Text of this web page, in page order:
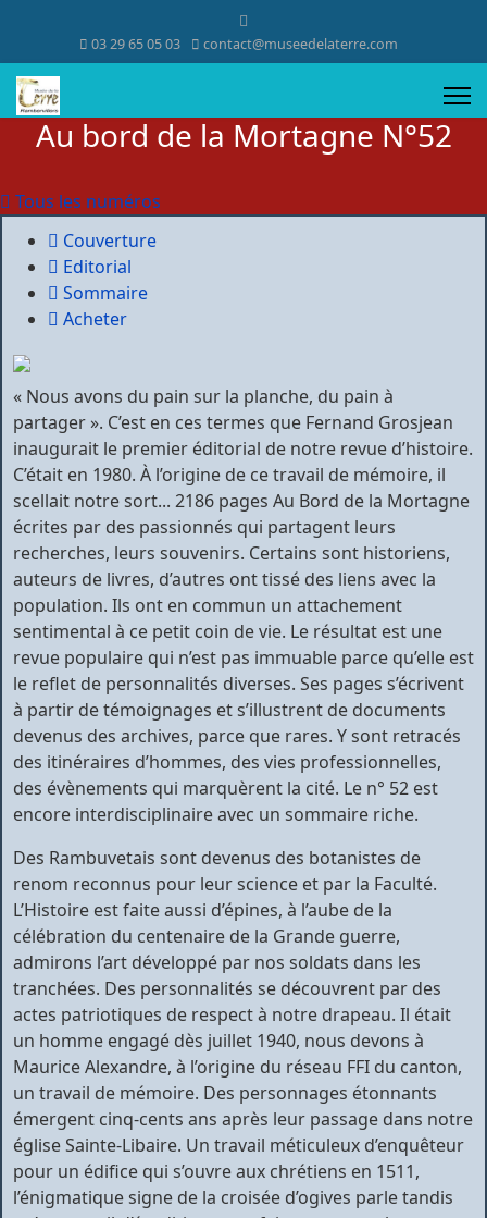
03 29 65 05 03 contact@museedelaterre.com
Au bord de la Mortagne N°52
Tous les numéros
Couverture
Editorial
Sommaire
Acheter
« Nous avons du pain sur la planche, du pain à
partager ». C’est en ces termes que Fernand Grosjean
inaugurait le premier éditorial de notre revue d’histoire.
C’était en 1980. À l’origine de ce travail de mémoire, il
scellait notre sort... 2186 pages Au Bord de la Mortagne
écrites par des passionnés qui partagent leurs
recherches, leurs souvenirs. Certains sont historiens,
auteurs de livres, d’autres ont tissé des liens avec la
population. Ils ont en commun un attachement
sentimental à ce petit coin de vie. Le résultat est une
revue populaire qui n’est pas immuable parce qu’elle est
le reflet de personnalités diverses. Ses pages s’écrivent
à partir de témoignages et s’illustrent de documents
devenus des archives, parce que rares. Y sont retracés
des itinéraires d’hommes, des vies professionnelles,
des évènements qui marquèrent la cité. Le n° 52 est
encore interdisciplinaire avec un sommaire riche.
Des Rambuvetais sont devenus des botanistes de
renom reconnus pour leur science et par la Faculté.
L’Histoire est faite aussi d’épines, à l’aube de la
célébration du centenaire de la Grande guerre,
admirons l’art développé par nos soldats dans les
tranchées. Des personnalités se découvrent par des
actes patriotiques de respect à notre drapeau. Il était
un homme engagé dès juillet 1940, nous devons à
Maurice Alexandre, à l’origine du réseau FFI du canton,
un travail de mémoire. Des personnages étonnants
émergent cinq-cents ans après leur passage dans notre
église Sainte-Libaire. Un travail méticuleux d’enquêteur
pour un édifice qui s’ouvre aux chrétiens en 1511,
l’énigmatique signe de la croisée d’ogives parle tandis